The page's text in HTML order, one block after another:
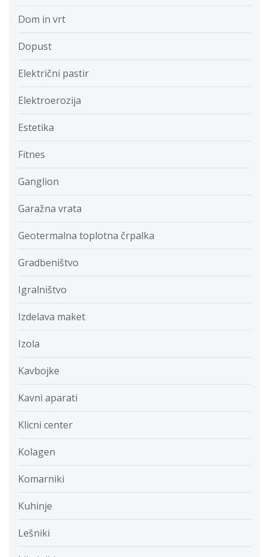
Dom in vrt
Dopust
Električni pastir
Elektroerozija
Estetika
Fitnes
Ganglion
Garažna vrata
Geotermalna toplotna črpalka
Gradbeništvo
Igralništvo
Izdelava maket
Izola
Kavbojke
Kavni aparati
Klicni center
Kolagen
Komarniki
Kuhinje
Lešniki